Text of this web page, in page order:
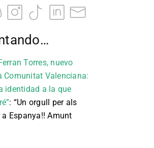
Torres, nuevo
Comunitat Valenciana:
identidad a la que
: “Un orgull per als
Espanya!! Amunt